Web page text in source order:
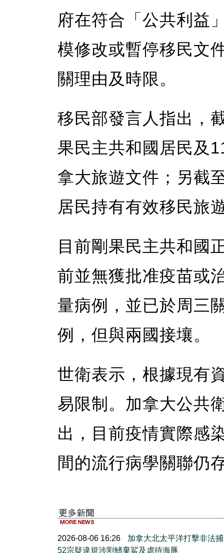
府在符合「公共利益
模修改或暫停移民文
關理由及時限。
移民部發言人指出，
果民主共和國居民及
拿大旅遊文件；另截
居民持有有效移民旅
目前剛果民主共和國
前並無獲批准疫苗或
量病例，並已於周三
例，但與兩國接壤。
世衛表示，根據現有
易限制。加拿大公共
出，目前疫情實際感
間的流行病學關聯仍
2026-08-06 16:26
加拿大北太平洋打擊非法
52宗疑違規涉割鰭棄鯊及虐待海豚